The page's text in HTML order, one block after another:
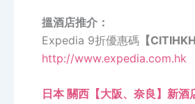
搵酒店推介：
Expedia 9折優惠碼 【
http://www.expedia.com.hk
日本 關西【大阪、奈良】新